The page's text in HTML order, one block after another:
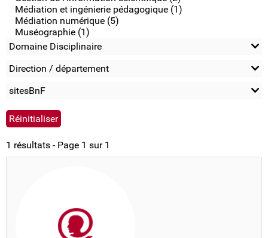
Médiation et ingénierie pédagogique (1)
Médiation numérique (5)
Muséographie (1)
Domaine Disciplinaire
Direction / département
sitesBnF
1 résultats - Page 1 sur 1